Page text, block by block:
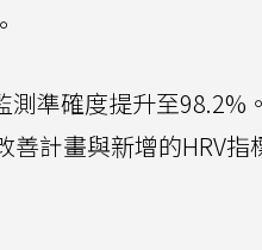
準確度提升至98.2%
計畫與新增的HRV指